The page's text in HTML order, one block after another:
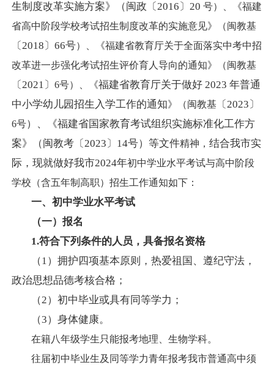
生制度改革实施方案》（闽政〔 2016〕20 号）、《福建
省高中阶段学校考试招生制度改革的实施意见》（闽教基
〔 2018〕66号）、《福建省教育厅关于全面落实中考中招
改革进一步强化考试招生评价育人导向的通知》（闽教基
〔 2021〕 6号）、《福建省教育厅关于做好 2023 年普通
中小学幼儿园招生入学工作的通知》（闽教基 〔 2023〕
6号）、《福建省国家教育考试组织实施标准化工作方
案》（闽教考〔 2023〕14号）等文件精神， 结合我市实
际，现就做好我市2024年初中学业水平考试与高中阶段
学校（含五年制高职）招生工作通知如下：
一、初中学业水平考试
（一） 报名
1.符合下列条件的人员，具备报名资格
（1）拥护四项基本原则，热爱祖国、遵纪守法，
政治思想品德考核合格；
（2）初中毕业或具有同等学力；
（3）身体健康。
在籍八年级学生只能报考地理、生物学科。
往届初中毕业生及同等学力青年报考我市普通高中须